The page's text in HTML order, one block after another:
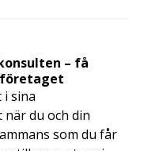
– få
sina
du och din
som du får